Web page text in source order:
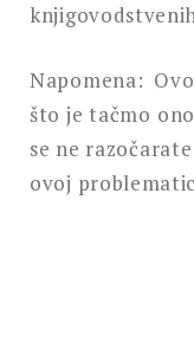
Napomena:
što je tačmo
se ne
ovoj